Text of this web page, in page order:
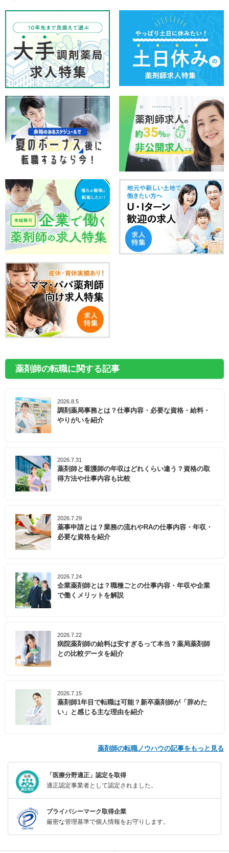
薬剤師の転職に関する記事
2026.8.5
調剤薬局事務とは？仕事内容・必要な資格・給料・
やりがいを紹介
2026.7.31
薬剤師と看護師の年収はどれくらい違う？資格の取
得方法や仕事内容も比較
2026.7.29
薬事申請とは？業務の流れやRAの仕事内容・年収・
必要な資格を紹介
2026.7.24
企業薬剤師とは？職種ごとの仕事内容・年収や企業
で働くメリットを解説
2026.7.22
病院薬剤師の給料は安すぎるって本当？薬局薬剤師
との比較データを紹介
2026.7.15
薬剤師1年目で転職は可能？新卒薬剤師が「辞めた
い」と感じる主な理由を紹介
薬剤師の転職ノウハウの記事をもっと見る
「医療分野適正」認定を取得
適正認定事業者として認定されました。
プライバシーマーク取得企業
厳密な管理基準で個人情報をお守りします。